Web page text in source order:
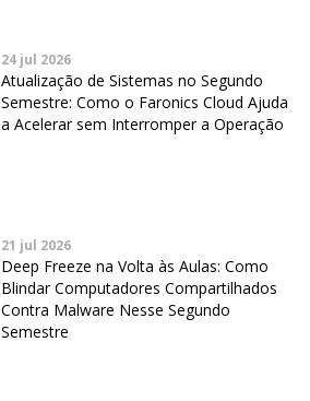
24 jul 2026
Atualização de Sistemas no Segundo
Semestre: Como o Faronics Cloud Ajuda
a Acelerar sem Interromper a Operação
21 jul 2026
Deep Freeze na Volta às Aulas: Como
Blindar Computadores Compartilhados
Contra Malware Nesse Segundo
Semestre